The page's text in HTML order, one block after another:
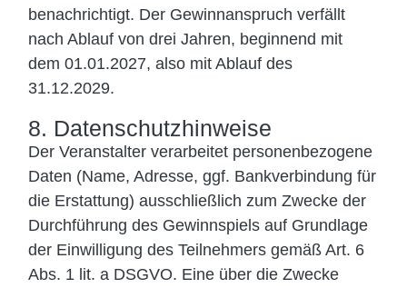
benachrichtigt. Der Gewinnanspruch verfällt
nach Ablauf von drei Jahren, beginnend mit
dem 01.01.2027, also mit Ablauf des
31.12.2029.
8. Datenschutz­hinweise
Der Veranstalter verarbeitet personenbezogene
Daten (Name, Adresse, ggf. Bankverbindung für
die Erstattung) ausschließlich zum Zwecke der
Durchführung des Gewinnspiels auf Grundlage
der Einwilligung des Teilnehmers gemäß Art. 6
Abs. 1 lit. a DSGVO. Eine über die Zwecke